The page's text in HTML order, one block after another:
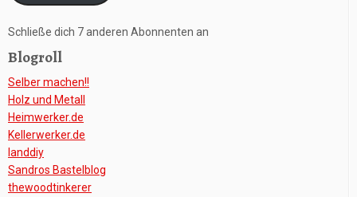
Schließe dich 7 anderen Abonnenten an
Blogroll
Selber machen!!
Holz und Metall
Heimwerker.de
Kellerwerker.de
Ianddiy
Sandros Bastelblog
thewoodtinkerer